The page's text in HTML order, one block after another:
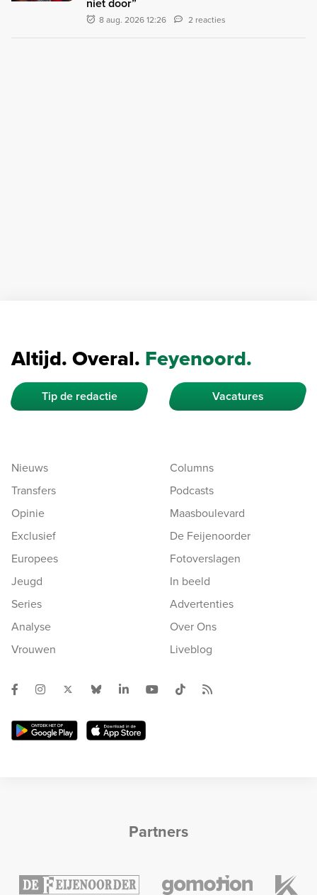
8 aug. 2026 12:26 2 reacties
Altijd. Overal. Feyenoord.
Tip de redactie Vacatures
Nieuws
Transfers
Opinie
Exclusief
Europees
Jeugd
Series
Analyse
Vrouwen
Columns
Podcasts
Maasboulevard
De Feijenoorder
Fotoverslagen
In beeld
Advertenties
Over Ons
Liveblog
Partners